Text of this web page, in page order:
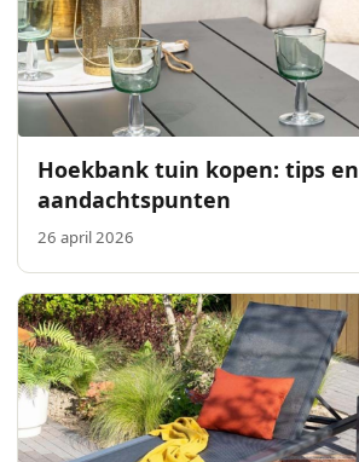
Hoekbank tuin kopen: tips en
aandachtspunten
26 april 2026